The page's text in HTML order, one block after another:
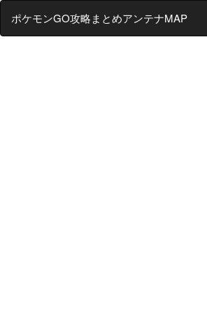
ポケモンGO攻略まとめアンテナMAP